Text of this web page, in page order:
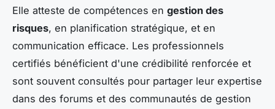
Elle atteste de compétences en gestion des
risques, en planification stratégique, et en
communication efficace. Les professionnels
certifiés bénéficient d'une crédibilité renforcée et
sont souvent consultés pour partager leur expertise
dans des forums et des communautés de gestion